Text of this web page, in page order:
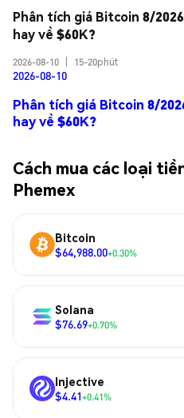
Phân tích giá Bitcoin 8/
hay về $60K?
2026-08-10 15-20phút
2026-08-10
Phân tích giá Bitcoin 8/
hay về $60K?
Cách mua các loại
Phemex
Bitcoin
$64,988.00+0.30%
Solana
$76.69+0.70%
Injective
$4.41+0.41%